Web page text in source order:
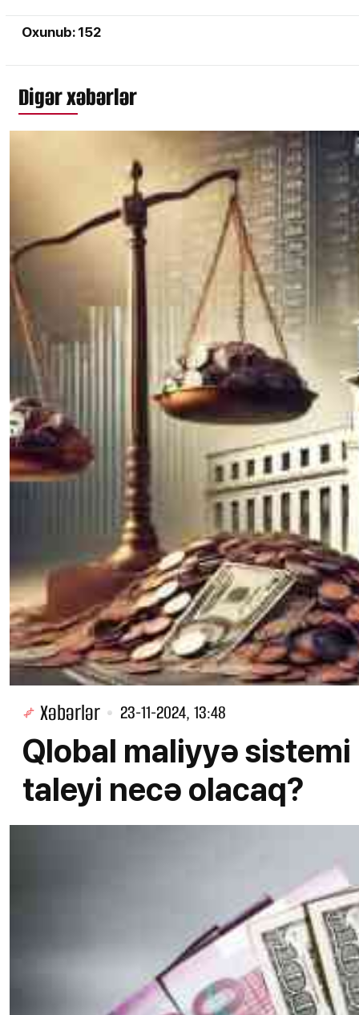
Oxunub: 152
Digər xəbərlər
Xəbərlər 23-11-2024, 13:48
Qlobal maliyyə sistemi
taleyi necə olacaq?